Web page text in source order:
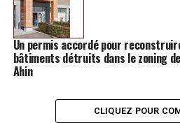
Un permis accordé pour
bâtiments détruits dans le zoning
Ahin
CLIQUEZ POUR